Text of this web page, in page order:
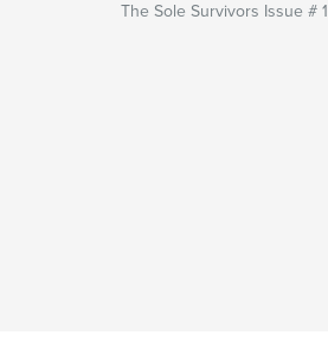
The Sole Survivors Issue # 1